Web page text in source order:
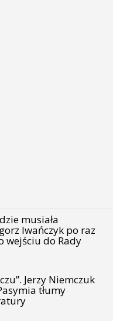
musiała
Iwańczyk po raz
wejściu do Rady
Jerzy Niemczuk
tłumy